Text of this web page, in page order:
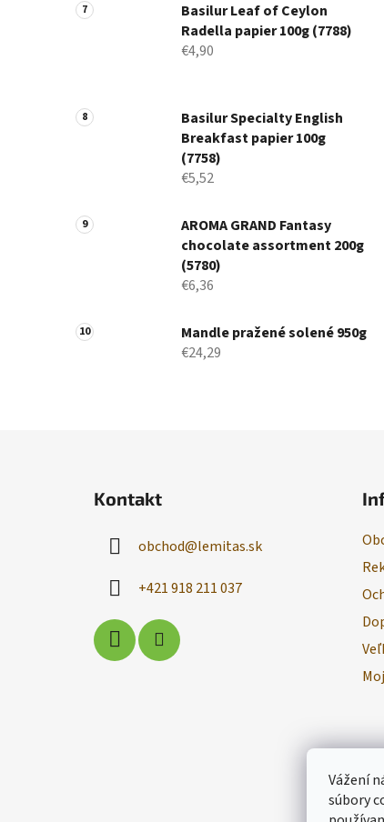
Vážení
súbory
Basilur Leaf of Ceylon
Radella papier 100g (7788)
€4,90
Basilur Specialty English
Breakfast papier 100g
(7758)
€5,52
AROMA GRAND Fantasy
chocolate assortment 200g
(5780)
€6,36
Mandle pražené solené 950g
€24,29
Kontakt
obchod@lemitas.sk
+421 918 211 037